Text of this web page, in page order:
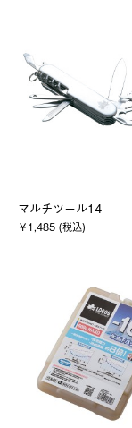
マルチツール14
￥1,485 (税込)